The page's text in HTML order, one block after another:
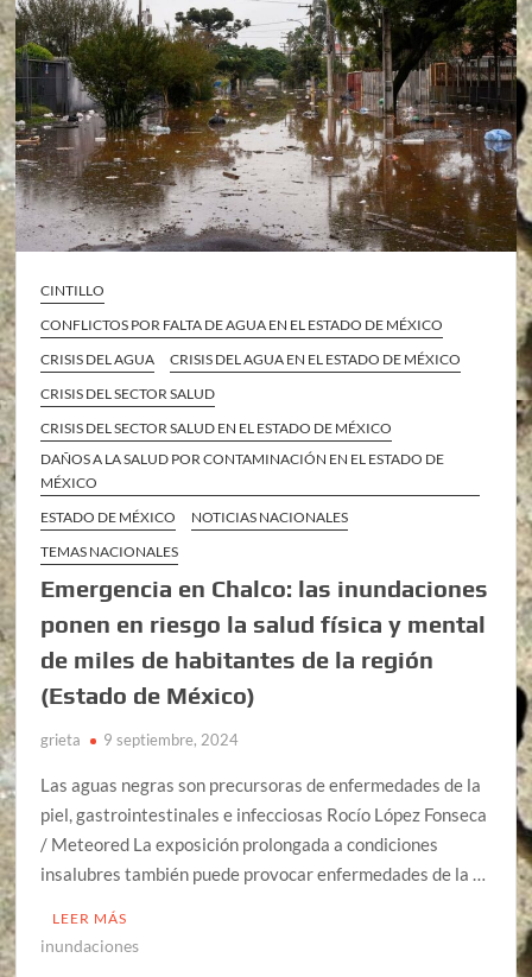
CINTILLO
CONFLICTOS POR FALTA DE AGUA EN EL ESTADO DE MÉXICO
CRISIS DEL AGUA
CRISIS DEL AGUA EN EL ESTADO DE MÉXICO
CRISIS DEL SECTOR SALUD
CRISIS DEL SECTOR SALUD EN EL ESTADO DE MÉXICO
DAÑOS A LA SALUD POR CONTAMINACIÓN EN EL ESTADO DE
MÉXICO
ESTADO DE MÉXICO
NOTICIAS NACIONALES
TEMAS NACIONALES
Emergencia en Chalco: las inundaciones
ponen en riesgo la salud física y mental
de miles de habitantes de la región
(Estado de México)
grieta 9 septiembre, 2024
Las aguas negras son precursoras de enfermedades de la
piel, gastrointestinales e infecciosas Rocío López Fonseca
/ Meteored La exposición prolongada a condiciones
insalubres también puede provocar enfermedades de la …
LEER MÁS
inundaciones